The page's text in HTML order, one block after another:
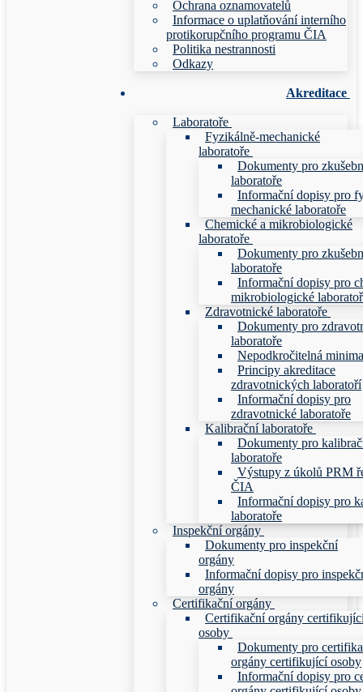
Ochrana oznamovatelů
Informace o uplatňování interního
protikorupčního programu ČIA
Politika nestrannosti
Odkazy
Akreditace
Laboratoře
Fyzikálně-mechanické
laboratoře
Dokumenty pro
laboratoře
Informační dopisy pro
mechanické laboratoře
Chemické a mikrobiologické
laboratoře
Dokumenty pro
laboratoře
Informační dopisy pro
mikrobiologické
Zdravotnické laboratoře
Dokumenty pro
laboratoře
Nepodkročitelná minima
Principy akreditace
zdravotnických laboratoří
Informační dopisy pro
zdravotnické laboratoře
Kalibrační laboratoře
Dokumenty pro
laboratoře
Výstupy z úkolů PRM
ČIA
Informační dopisy pro
laboratoře
Inspekční orgány
Dokumenty pro inspekční
orgány
Informační dopisy pro
orgány
Certifikační orgány
Certifikační orgány
osoby
Dokumenty pro
orgány certifikující osoby
Informační dopisy pro